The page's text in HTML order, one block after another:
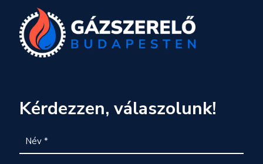
Kérdezzen, válaszolunk!